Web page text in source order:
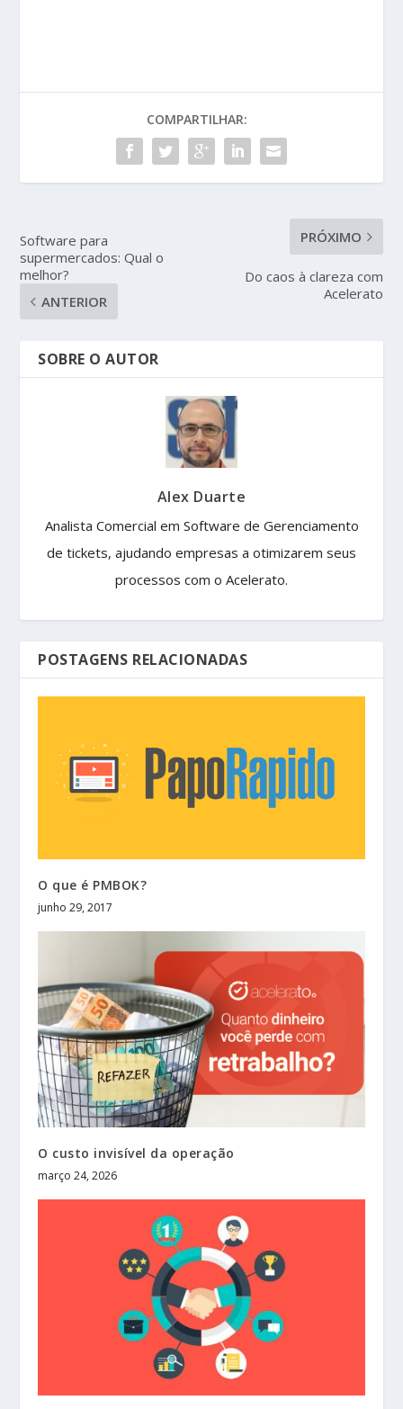
COMPARTILHAR:
Software para
supermercados: Qual o
melhor?
ANTERIOR
PRÓXIMO
Do caos à clareza com
Acelerato
SOBRE O AUTOR
Alex Duarte
Analista Comercial em Software de Gerenciamento
de tickets, ajudando empresas a otimizarem seus
processos com o Acelerato.
POSTAGENS RELACIONADAS
O que é PMBOK?
junho 29, 2017
O custo invisível da operação
março 24, 2026